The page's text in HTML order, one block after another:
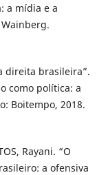
a mídia e a
direita brasileira”.
como política: a
Boitempo, 2018.
Rayani. “O
a ofensiva